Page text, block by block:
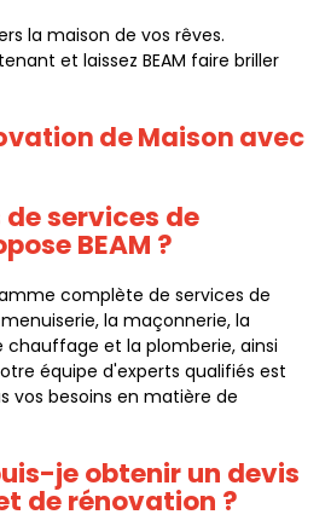
la maison de vos rêves.
et laissez BEAM faire briller
de Maison avec
services de
BEAM ?
complète de services de
la maçonnerie, la
chauffage et la plomberie, ainsi
équipe d'experts qualifiés est
vos besoins en matière de
je obtenir un devis
de rénovation ?